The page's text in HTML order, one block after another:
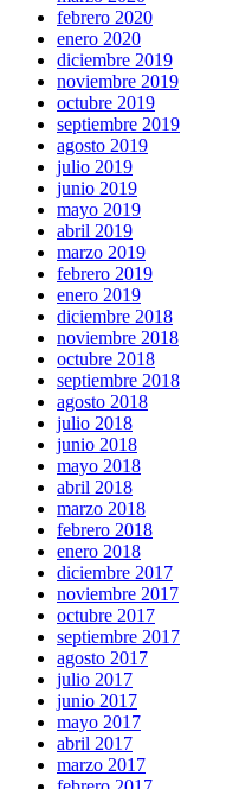
febrero 2020
enero 2020
diciembre 2019
noviembre 2019
octubre 2019
septiembre 2019
agosto 2019
julio 2019
junio 2019
mayo 2019
abril 2019
marzo 2019
febrero 2019
enero 2019
diciembre 2018
noviembre 2018
octubre 2018
septiembre 2018
agosto 2018
julio 2018
junio 2018
mayo 2018
abril 2018
marzo 2018
febrero 2018
enero 2018
diciembre 2017
noviembre 2017
octubre 2017
septiembre 2017
agosto 2017
julio 2017
junio 2017
mayo 2017
abril 2017
marzo 2017